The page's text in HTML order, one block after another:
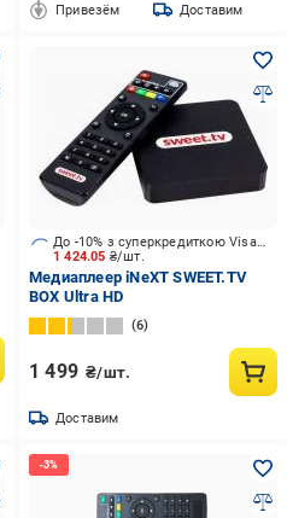
Привезём Доставим
1 424.05 ₴/шт.
До -10% з суперкредиткою Visa Вигода
Медиаплеер iNeXT SWEET.TV
BOX Ultra HD
6
1 499 ₴/шт.
Доставим